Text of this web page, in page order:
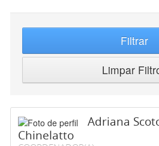
Filtrar
Limpar
Adriana
Chinelatto